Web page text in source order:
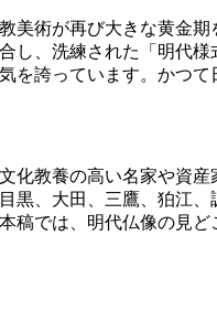
美術が再び大きな黄金
し、洗練された「明代
誇っています。かつ
化教養の高い名家や資
黒、大田、三鷹、狛江
稿では、明代仏像の見